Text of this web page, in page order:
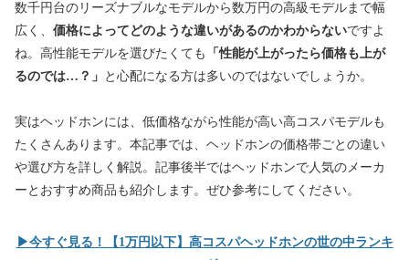
数千円台のリーズナブルなモデルから数万円の高級モデルまで幅
広く、 価格によってどのような違いがあるのかわからないですよ
ね。高性能モデルを選びたくても
「性能が上がったら価格も上が
るのでは…？」 と心配になる方は多いのではないでしょうか。
実はヘッドホンには、低価格ながら性能が高い高コスパモデルも
たくさんあります。本記事では、ヘッドホンの価格帯ごとの違い
や選び方を詳しく解説。記事後半ではヘッドホンで人気のメーカ
ーとおすすめ商品も紹介します。ぜひ参考にしてください。
▶︎今すぐ見る！【1万円以下】高コスパヘッドホンの世の中ランキ